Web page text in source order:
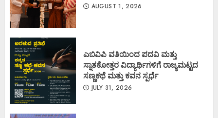
AUGUST 1, 2026
ಎಬಿವಿಪಿ ವತಿಯಿಂದ ಪದವಿ ಮತ್ತು
ಸ್ನಾತಕೋತ್ತರ ವಿದ್ಯಾರ್ಥಿಗಳಿಗೆ ರಾಜ್ಯಮಟ್ಟದ
ಸಣ್ಣಕಥೆ ಮತ್ತು ಕವನ ಸ್ಪರ್ಧೆ
JULY 31, 2026